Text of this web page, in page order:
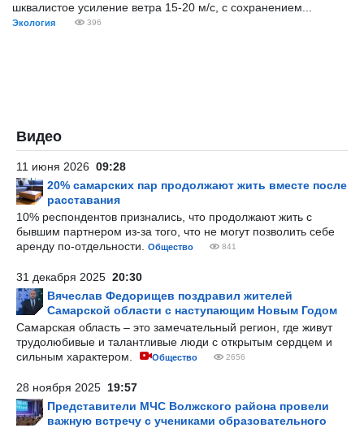
шквалистое усиление ветра 15-20 м/с, с сохранением...
Экология 396
Видео
11 июня 2026 09:28
20% самарских пар продолжают жить вместе после
расставания
10% респондентов признались, что продолжают жить с
бывшим партнером из-за того, что не могут позволить себе
аренду по-отдельности.
Общество 841
31 декабря 2025 20:30
Вячеслав Федорищев поздравил жителей
Самарской области с наступающим Новым Годом
Самарская область – это замечательный регион, где живут
трудолюбивые и талантливые люди с открытым сердцем и
сильным характером.
Общество 2656
28 ноября 2025 19:57
Представители МЧС Волжского района провели
важную встречу с учениками образовательного